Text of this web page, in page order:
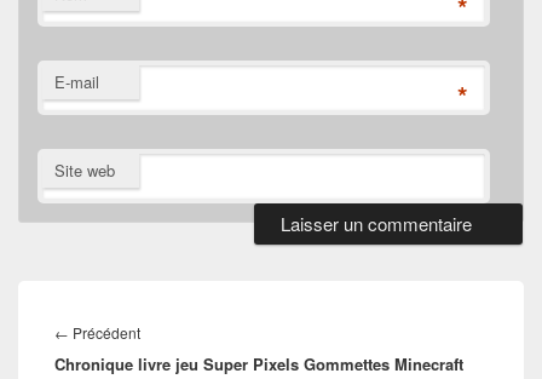
E-mail *
Site web
de
l’article
← PrécédentArticle
précédent :
Chronique livre jeu Super Pixels Gommettes Minecraft